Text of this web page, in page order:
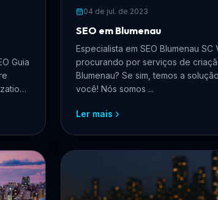
Guia
04 de jul. de 2023
SEO em Blumenau
Especialista em SEO Blumenau SC
procurando por serviços de
Blumenau? Se sim, temos a
você! Nós somos ...
Ler mais